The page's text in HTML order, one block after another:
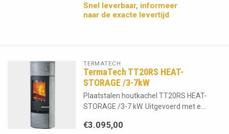
Snel leverbaar, informeer
naar de exacte levertijd
TERMATECH
TermaTech TT20RS HEAT-
STORAGE /3-7kW
Plaatstalen houtkachel TT20RS HEAT-
STORAGE /3-7 kW. Uitgevoerd met e...
€3.095,00